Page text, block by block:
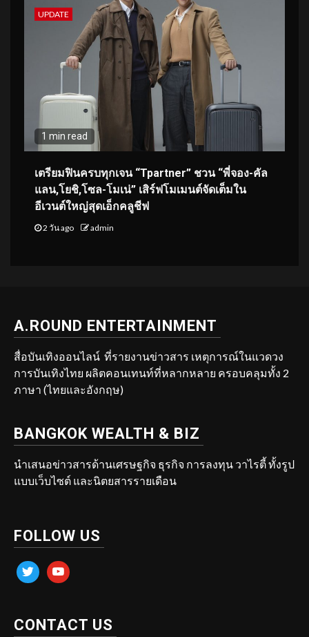
UPDATE
1 min read
เตรียมฟินครบทุกเจน “Tpartner” ชวน “พี่จอง-คัล
แลน,โยชิ,โซล-โมเน่” เสิร์ฟโมเมนต์จัดเต็มใน
อีเวนต์ใหญ่สุดเอ็กคลูชีฟ
2 วัน ago admin
A.ROUND ENTERTAINMENT
สื่อบันเทิงออนไลน์ ที่รายงานข่าวสาร เหตุการณ์ในแวดวง
การบันเทิงไทย ผลิตคอนเทนท์ที่หลากหลาย ครอบคลุมทั้ง 2
ภาษา (ไทยและอังกฤษ)
BANGKOK WEALTH & BIZ
นำเสนอข่าวสารด้านเศรษฐกิจ ธุรกิจ การลงทุน วาไรตี้ ทั้งรูป
แบบเว็บไซต์ และนิตยสารรายเดือน
FOLLOW US
twitter youtube
CONTACT US